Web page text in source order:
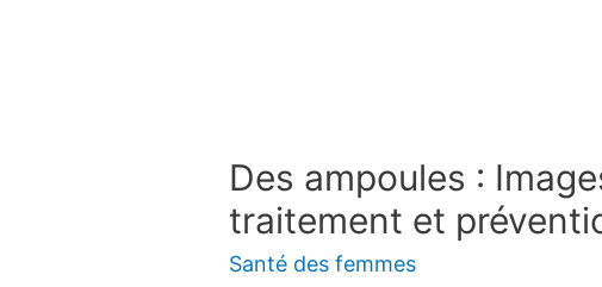
Des ampoules :
traitement et
Santé des femmes